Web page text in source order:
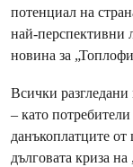
потенциал на
най-перспективни
новина за
Всички
– като
данъкоплатците
дълговата криза